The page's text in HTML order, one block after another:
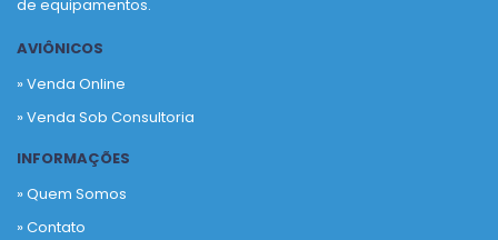
de equipamentos.
AVIÔNICOS
» Venda Online
» Venda Sob Consultoria
INFORMAÇÕES
» Quem Somos
» Contato